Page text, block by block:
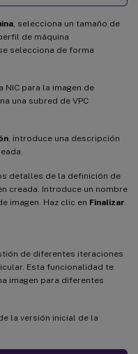
, selecciona un tamaño de
de máquina
selecciona de forma
NIC para la imagen de
una subred de VPC
, introduce una descripción
detalles de la definición de
creada. Introduce un nombre
imagen. Haz clic en Finalizar
de diferentes iteraciones
Esta funcionalidad te
imagen para diferentes
la versión inicial de la